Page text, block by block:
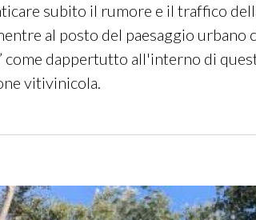
subito il rumore e il traffico
al posto del paesaggio
come dappertutto all'interno di
vitivinicola.